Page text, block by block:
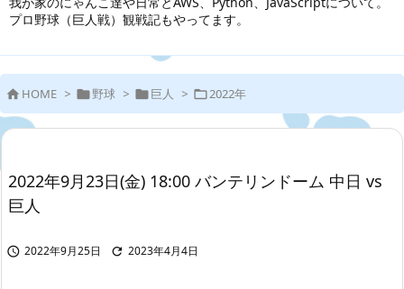
プロ野球（巨人戦）観戦記もやってます。
 HOME > 野球 > 巨人 > 2022年
2022年9月23日(金) 18:00 バンテリンドーム 中日 vs
巨人
 2022年9月25日  2023年4月4日